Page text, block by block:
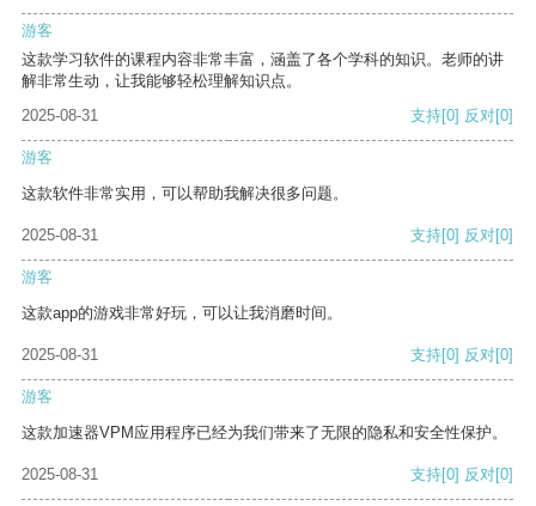
游客
这款学习软件的课程内容非常丰富，涵盖了各个学科的知识。老师的讲
解非常生动，让我能够轻松理解知识点。
2025-08-31
支持[0] 反对[0]
游客
这款软件非常实用，可以帮助我解决很多问题。
2025-08-31 支持[0] 反对[0]
游客
这款app的游戏非常好玩，可以让我消磨时间。
2025-08-31 支持[0] 反对[0]
游客
这款加速器VPM应用程序已经为我们带来了无限的隐私和安全性保护。
2025-08-31 支持[0] 反对[0]